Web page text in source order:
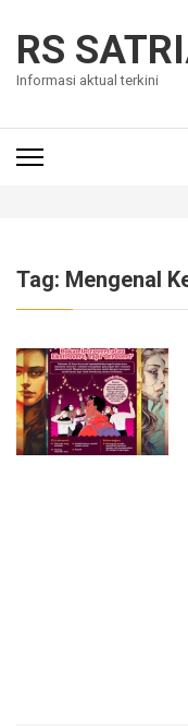
content
(Press
RS
Informasi aktual terkini
Tag: Mengenal